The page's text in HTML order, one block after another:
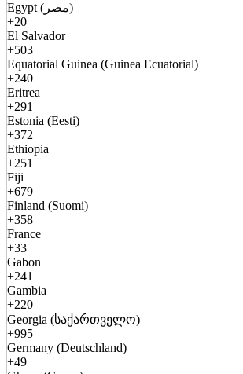
Egypt (مصر)
+20
El Salvador
+503
Equatorial Guinea (Guinea Ecuatorial)
+240
Eritrea
+291
Estonia (Eesti)
+372
Ethiopia
+251
Fiji
+679
Finland (Suomi)
+358
France
+33
Gabon
+241
Gambia
+220
Georgia (საქართველო)
+995
Germany (Deutschland)
+49